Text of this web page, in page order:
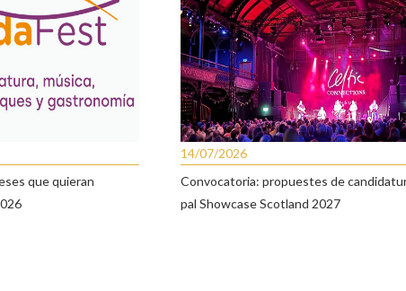
que quieran
14/07/2026
Convocatoria: propuestes de
pal Showcase Scotland 2027